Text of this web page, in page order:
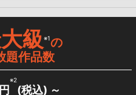
級※1の
題作品数
円
※2
(税込) ～